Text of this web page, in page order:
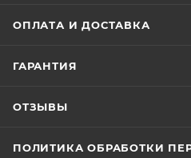
ОПЛАТА И ДОСТАВКА
ГАРАНТИЯ
ОТЗЫВЫ
ПОЛИТИКА ОБРАБОТКИ